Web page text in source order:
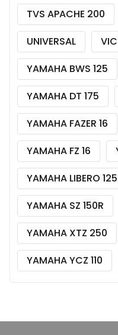
TVS APACHE 200
UNIVERSAL
YAMAHA BWS 125
YAMAHA DT 175
YAMAHA FAZER 16
YAMAHA FZ 16
YAMAHA LIBERO 125
YAMAHA SZ 150R
YAMAHA XTZ 250
YAMAHA YCZ 110